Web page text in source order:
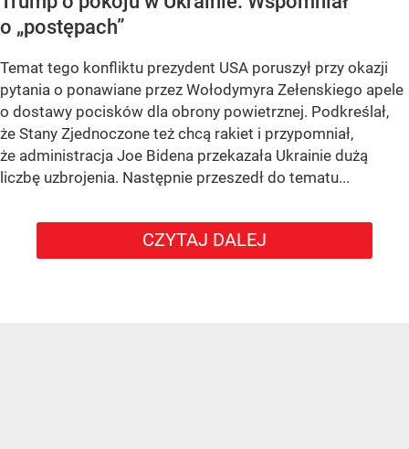
o „postępach”
Temat tego konfliktu prezydent USA poruszył przy okazji
pytania o ponawiane przez Wołodymyra Zełenskiego apele
o dostawy pocisków dla obrony powietrznej. Podkreślał,
że Stany Zjednoczone też chcą rakiet i przypomniał,
że administracja Joe Bidena przekazała Ukrainie dużą
liczbę uzbrojenia. Następnie przeszedł do tematu...
CZYTAJ DALEJ